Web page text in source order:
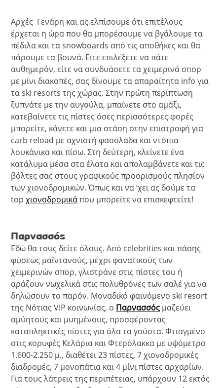
Αρχές Γενάρη και ας ελπίσουμε ότι επιτέλους
έρχεται η ώρα που θα μπορέσουμε να βγάλουμε τα
πέδιλα και τα snowboards από τις αποθήκες και θα
πάρουμε τα βουνά. Είτε επιλέξετε να πάτε
αυθημερόν, είτε να συνδυάσετε τα χειμερινά σπορ
με μίνι διακοπές, σας δίνουμε τα απαραίτητα info για
τα ski resorts της χώρας. Στην πρώτη περίπτωση
ξυπνάτε με την αυγούλα, μπαίνετε στο αμάξι,
κατεβαίνετε τις πίστες όσες περισσότερες φορές
μπορείτε, κάνετε και μια στάση στην επιστροφή για
carb reload με αχνιστή φασολάδα και ντόπια
λουκάνικα και πίσω. Στη δεύτερη, κλείνετε ένα
κατάλυμα μέσα στα έλατα και απολαμβάνετε και τις
βόλτες σας στους γραφικούς προορισμούς πλησίον
των χιονοδρομικών. Όπως και να ‘χει ας δούμε τα
topχιονοδρομικάπου μπορείτε να επισκεφτείτε!
Παρνασσός
Εδώ θα τους δείτε όλους. Από celebrities και πάσης
φύσεως μαϊντανούς, μέχρι φανατικούς των
χειμερινών σπορ, γλιστράνε στις πίστες του ή
αράζουν νωχελικά στις πολυθρόνες των σαλέ για να
δηλώσουν το παρόν. Μοναδικό φαινόμενο ski resort
της Νότιας VIP κοινωνίας, ο Παρνασσός μαζεύει
αμύητους και μυημένους, προσφέροντας
καταπληκτικές πίστες για όλα τα γούστα. Φτιαγμένο
στις κορυφές Κελάρια και Φτερόλακκα με υψόμετρο
1.600-2.250 μ., διαθέτει 23 πίστες, 7 χιονοδρομικές
διαδρομές, 7 μονοπάτια και 4 μίνι πίστες αρχαρίων.
Για τους λάτρεις της περιπέτειας, υπάρχουν 12 εκτός